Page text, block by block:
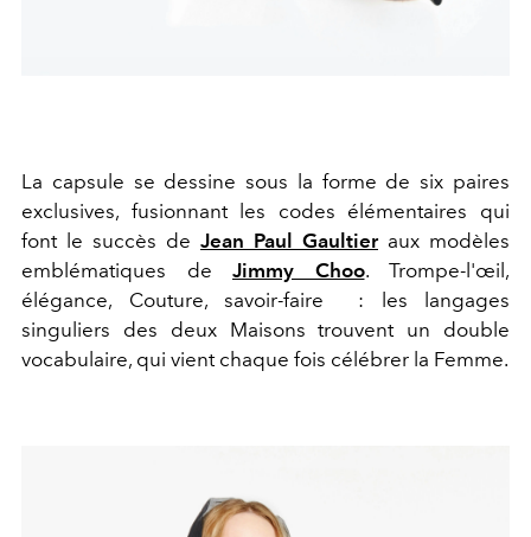
La capsule se dessine sous la forme de six paires
exclusives, fusionnant les codes élémentaires qui
font le succès de Jean Paul Gaultieraux modèles
emblématiques de Jimmy Choo. Trompe-l'œil,
élégance, Couture, savoir-faire
: les langages
singuliers des deux Maisons trouvent un double
vocabulaire, qui vient chaque fois célébrer la Femme.